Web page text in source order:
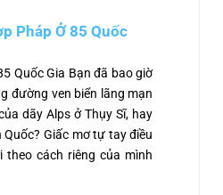
Pháp Ở 85 Quốc
Quốc Gia Bạn đã bao giờ
đường ven biển lãng mạn
dãy Alps ở Thụy Sĩ, hay
Giấc mơ tự tay điều
cách riêng của mình